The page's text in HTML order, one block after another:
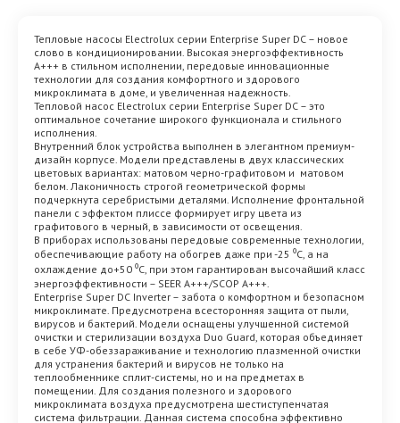
Тепловые насосы Electrolux серии Enterprise Super DC – новое
слово в кондиционировании. Высокая энергоэффективность
А+++ в стильном исполнении, передовые инновационные
технологии для создания комфортного и здорового
микроклимата в доме, и увеличенная надежность.
Тепловой насос Electrolux серии Enterprise Super DC – это
оптимальное сочетание широкого функционала и стильного
исполнения.
Внутренний блок устройства выполнен в элегантном премиум-
дизайн корпусе. Модели представлены в двух классических
цветовых вариантах: матовом черно-графитовом и матовом
белом. Лаконичность строгой геометрической формы
подчеркнута серебристыми деталями. Исполнение фронтальной
панели с эффектом плиссе формирует игру цвета из
графитового в черный, в зависимости от освещения.
В приборах использованы передовые современные технологии,
обеспечивающие работу на обогрев даже при -25 ⁰С, а на
охлаждение до+50 ⁰С, при этом гарантирован высочайший класс
энергоэффективности – SEER A+++/SCOP A+++.
Enterprise Super DC Inverter – забота о комфортном и безопасном
микроклимате. Предусмотрена всесторонняя защита от пыли,
вирусов и бактерий. Модели оснащены улучшенной системой
очистки и стерилизации воздуха Duo Guard, которая объединяет
в себе УФ-обеззараживание и технологию плазменной очистки
для устранения бактерий и вирусов не только на
теплообменнике сплит-системы, но и на предметах в
помещении. Для создания полезного и здорового
микроклимата воздуха предусмотрена шестиступенчатая
система фильтрации. Данная система способна эффективно